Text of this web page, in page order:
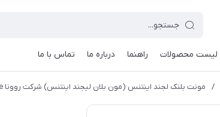
لیست محصولات راهنما درباره ما تماس با ما
/ مونت بلنک لجند اینتنس (مون بلان لیجند اینتنس) شرکت روونا MONT BLANC Legend Intense